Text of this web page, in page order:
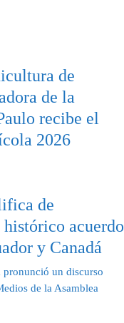
de
de la
recibe el
2026
de
acuerdo
y Canadá